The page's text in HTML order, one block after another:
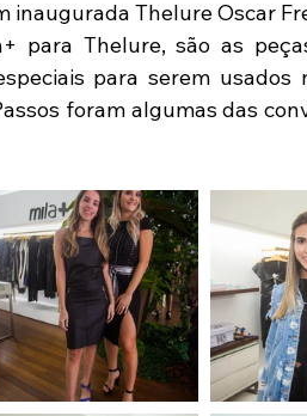
Thelure Oscar
para Thelure, são as
para serem usados
foram algumas das